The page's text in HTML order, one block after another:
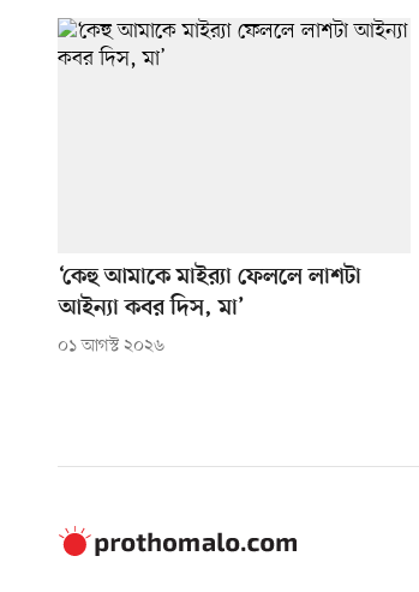
‘কেহু আমাকে মাইর‌্যা ফেললে লাশটা
আইন্যা কবর দিস, মা’
০১ আগস্ট ২০২৬